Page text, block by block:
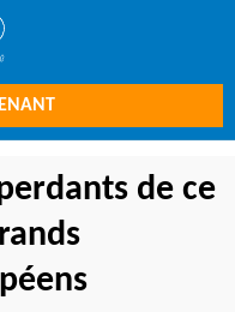
de ce